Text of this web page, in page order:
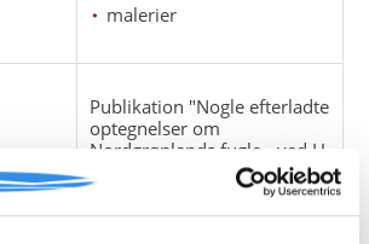
malerier
Publikation "Nogle efterladte
optegnelser om
Nordgrønlands fugle - ved H.
Fencker og H. Scheel". 1929.
ornitologi